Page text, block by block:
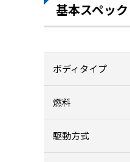
基本スペック
ボディタイプ
燃料
駆動方式